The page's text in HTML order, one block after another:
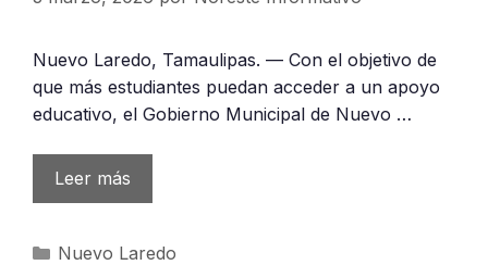
Nuevo Laredo, Tamaulipas. — Con el objetivo de
que más estudiantes puedan acceder a un apoyo
educativo, el Gobierno Municipal de Nuevo …
Leer más
Categorías
Nuevo Laredo